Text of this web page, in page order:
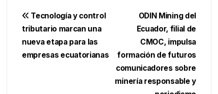
Navegación
de
entradas
ODIN Mining del
Ecuador, filial de
CMOC, impulsa
formación de futuros
comunicadores sobre
minería responsable y
Tecnología y control
tributario marcan una
nueva etapa para las
empresas ecuatorianas